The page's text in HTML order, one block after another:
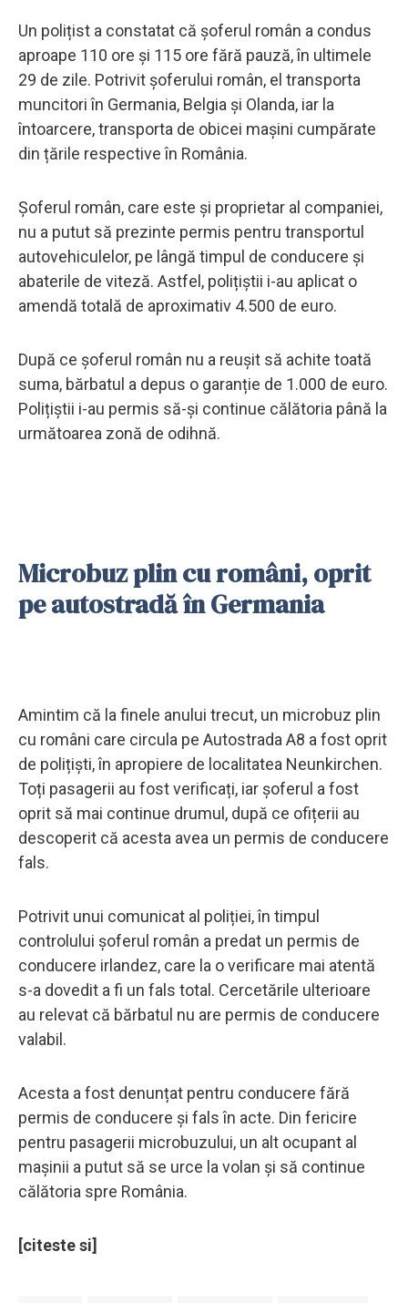
Un polițist a constatat că șoferul român a condus
aproape 110 ore și 115 ore fără pauză, în ultimele
29 de zile. Potrivit șoferului român, el transporta
muncitori în Germania, Belgia și Olanda, iar la
întoarcere, transporta de obicei mașini cumpărate
din țările respective în România.
Șoferul român, care este și proprietar al companiei,
nu a putut să prezinte permis pentru transportul
autovehiculelor, pe lângă timpul de conducere și
abaterile de viteză. Astfel, polițiștii i-au aplicat o
amendă totală de aproximativ 4.500 de euro.
După ce șoferul român nu a reușit să achite toată
suma, bărbatul a depus o garanție de 1.000 de euro.
Polițiștii i-au permis să-și continue călătoria până la
următoarea zonă de odihnă.
Microbuz plin cu români, oprit
pe autostradă în Germania
Amintim că la finele anului trecut, un microbuz plin
cu români care circula pe Autostrada A8 a fost oprit
de polițiști, în apropiere de localitatea Neunkirchen.
Toți pasagerii au fost verificați, iar șoferul a fost
oprit să mai continue drumul, după ce ofițerii au
descoperit că acesta avea un permis de conducere
fals.
Potrivit unui comunicat al poliției, în timpul
controlului șoferul român a predat un permis de
conducere irlandez, care la o verificare mai atentă
s-a dovedit a fi un fals total. Cercetările ulterioare
au relevat că bărbatul nu are permis de conducere
valabil.
Acesta a fost denunțat pentru conducere fără
permis de conducere și fals în acte. Din fericire
pentru pasagerii microbuzului, un alt ocupant al
mașinii a putut să se urce la volan și să continue
călătoria spre România.
[citeste si]